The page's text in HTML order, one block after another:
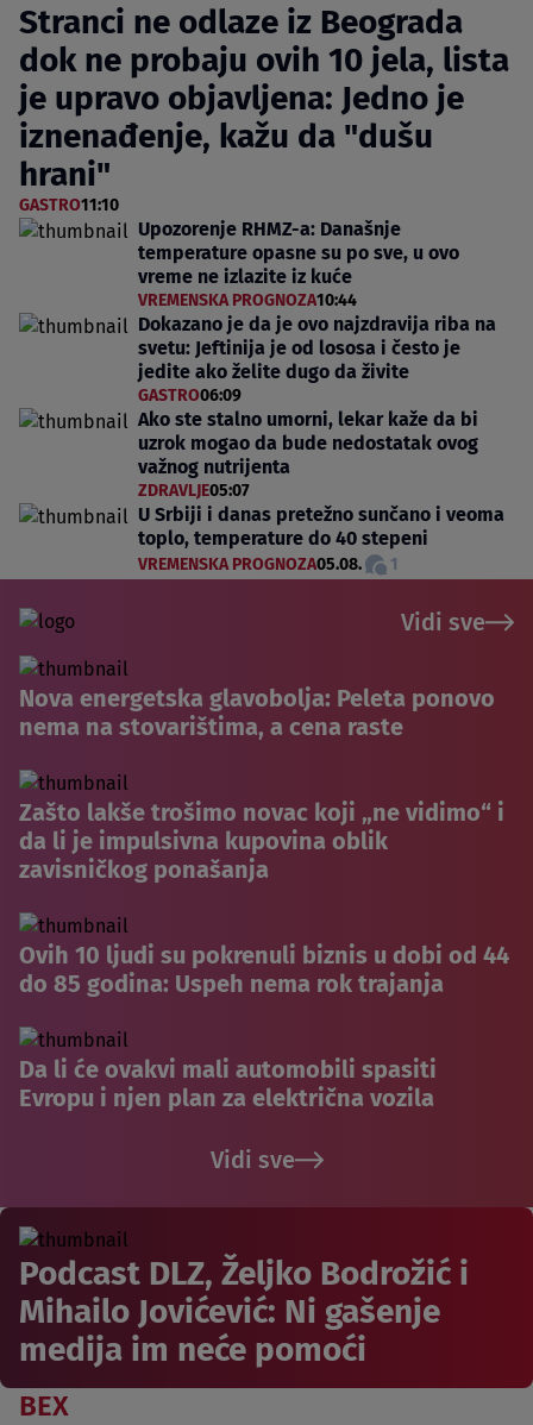
Stranci ne odlaze iz Beograda
dok ne probaju ovih 10 jela, lista
je upravo objavljena: Jedno je
iznenađenje, kažu da "dušu
hrani"
GASTRO11:10
Upozorenje RHMZ-a: Današnje
temperature opasne su po sve, u ovo
vreme ne izlazite iz kuće
VREMENSKA PROGNOZA10:44
Dokazano je da je ovo najzdravija riba na
svetu: Jeftinija je od lososa i često je
jedite ako želite dugo da živite
GASTRO06:09
Ako ste stalno umorni, lekar kaže da bi
uzrok mogao da bude nedostatak ovog
važnog nutrijenta
ZDRAVLJE05:07
U Srbiji i danas pretežno sunčano i veoma
toplo, temperature do 40 stepeni
VREMENSKA PROGNOZA05.08. 1
Vidi sve
Nova energetska glavobolja: Peleta ponovo
nema na stovarištima, a cena raste
Zašto lakše trošimo novac koji „ne vidimo“ i
da li je impulsivna kupovina oblik
zavisničkog ponašanja
Ovih 10 ljudi su pokrenuli biznis u dobi od 44
do 85 godina: Uspeh nema rok trajanja
Da li će ovakvi mali automobili spasiti
Evropu i njen plan za električna vozila
Vidi sve
Podcast DLZ, Željko Bodrožić i
Mihailo Jovićević: Ni gašenje
medija im neće pomoći
BEX